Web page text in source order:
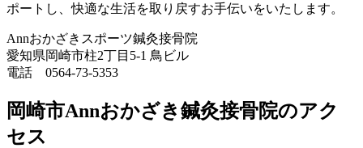
ポートし、快適な生活を取り戻すお手伝いをいたします。
Annおかざきスポーツ鍼灸接骨院
愛知県岡崎市柱2丁目5-1 鳥ビル
電話 0564-73-5353
岡崎市Annおかざき鍼灸接骨院のアク
セス